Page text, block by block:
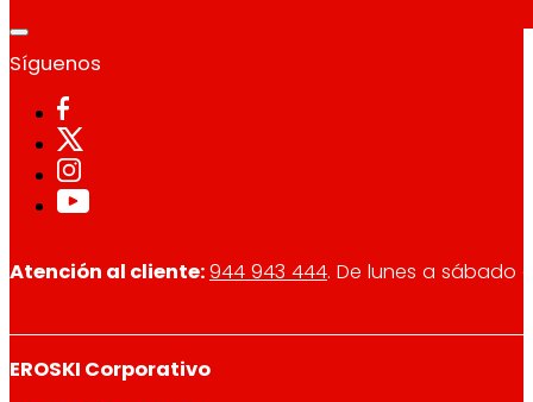
Síguenos
Atención al cliente:944 943 444. De lunes a sábado
EROSKI Corporativo